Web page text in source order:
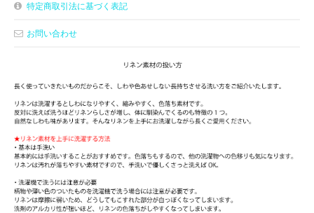
特定商取引法に基づく表記
お問い合わせ